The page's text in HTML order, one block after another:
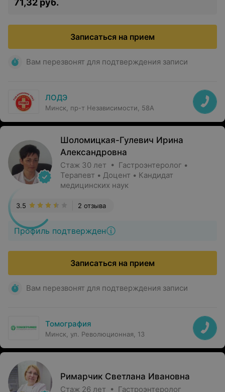
71,32 руб.
Записаться на прием
Вам перезвонят для подтверждения записи
ЛОДЭ
Минск, пр-т Независимости, 58А
Шоломицкая-Гулевич Ирина
Александровна
Стаж 30 лет • Гастроэнтеролог •
Терапевт • Доцент • Кандидат
медицинских наук
Профиль подтвержден
2 отзыва
3.5
Записаться на прием
Вам перезвонят для подтверждения записи
Томография
Минск, ул. Революционная, 13
Римарчик Светлана Ивановна
Стаж 26 лет • Гастроэнтеролог